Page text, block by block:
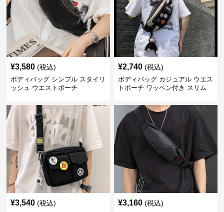
¥3,580 (税込)
ボディバッグ シンプル スタイリ
ッシュ ウエストポーチ
¥2,740 (税込)
ボディバッグ カジュアル ウエス
トポーチ ワッペン付き スリム
¥3,540 (税込) ¥3,160 (税込)